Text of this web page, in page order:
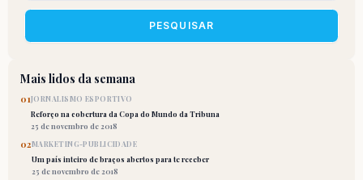
PESQUISAR
Mais lidos da semana
01JORNALISMO ESPORTIVO
Reforço na cobertura da Copa do Mundo da Tribuna
25 de novembro de 2018
02MARKETING-PUBLICIDADE
Um país inteiro de braços abertos para te receber
25 de novembro de 2018